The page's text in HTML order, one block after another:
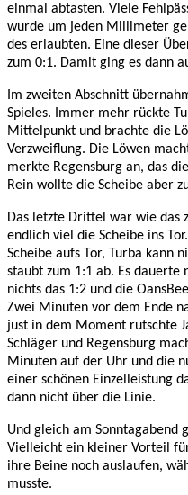
einmal abtasten. Viele
wurde um jeden Millimeter
des erlaubten. Eine dieser
zum 0:1. Damit ging es dann
Im zweiten Abschnitt
Spieles. Immer mehr rückte
Mittelpunkt und brachte die
Verzweiflung. Die Löwen
merkte Regensburg an, das
Rein wollte die Scheibe aber
Das letzte Drittel war wie das
endlich viel die Scheibe ins
Scheibe aufs Tor, Turba kann
staubt zum 1:1 ab. Es dauerte
nichts das 1:2 und die
Zwei Minuten vor dem Ende
just in dem Moment rutschte
Schläger und Regensburg
Minuten auf der Uhr und die
einer schönen Einzelleistung
dann nicht über die Linie.
Und gleich am Sonntagabend
Vielleicht ein kleiner Vorteil
ihre Beine noch auslaufen,
musste.